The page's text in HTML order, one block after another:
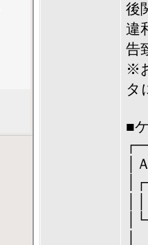
後
違
告
※
タ
■